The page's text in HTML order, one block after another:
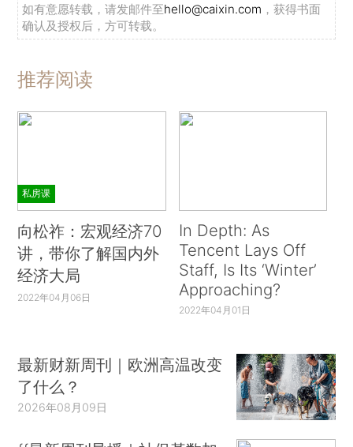
如有意愿转载，请发邮件至hello@caixin.com ，获得书面
确认及授权后，方可转载。
推荐阅读
私房课
向松祚：宏观经济70
讲，带你了解国内外
经济大局
2022年04月06日
In Depth: As
Tencent Lays Off
Staff, Is Its ‘Winter’
Approaching?
2022年04月01日
最新财新周刊｜欧洲高温改变
了什么？
2026年08月09日